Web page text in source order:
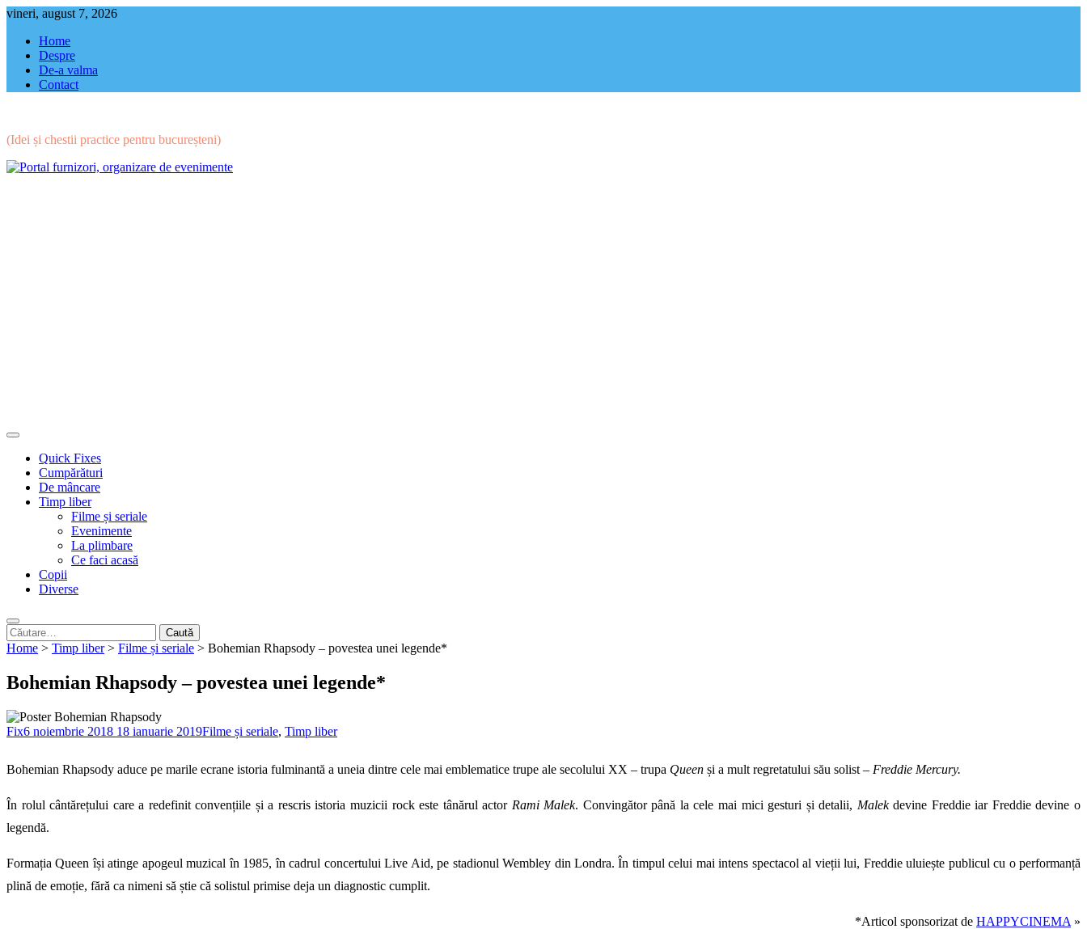
Skip
content
vineri, august 7, 2026
Home
Despre
De-a valma
Contact
(Idei și chestii practice pentru bucureșteni)
Quick Fixes
Cumpărături
De mâncare
Timp liber
Filme și seriale
Evenimente
La plimbare
Ce faci acasă
Copii
Diverse
Caută
după:
Home > Timp liber> Filme și seriale > Bohemian Rhapsody – povestea unei legende*
Bohemian Rhapsody – povestea unei legende*
Fix6 noiembrie 2018 18 ianuarie 2019Filme și seriale, Timp liber
Bohemian Rhapsody aduce pe marile ecrane istoria fulminantă a uneia dintre cele mai emblematice trupe ale secolului XX – trupa Queen și a mult regretatului său solist – Freddie Mercury.
În rolul cântărețului care a redefinit convențiile și a rescris istoria muzicii rock este tânărul actor Rami Malek. Convingător până la cele mai mici gesturi și detalii, Malekdevine Freddie iar Freddie devine o
legendă.
Formația Queen își atinge apogeul muzical în 1985, în cadrul concertului Live Aid, pe stadionul Wembley din Londra. În timpul celui mai intens spectacol al vieții lui, Freddie uluiește publicul cu o performanță
plină de emoție, fără ca nimeni să știe că solistul primise deja un diagnostic cumplit.
*Articol sponsorizat de HAPPYCINEMA »